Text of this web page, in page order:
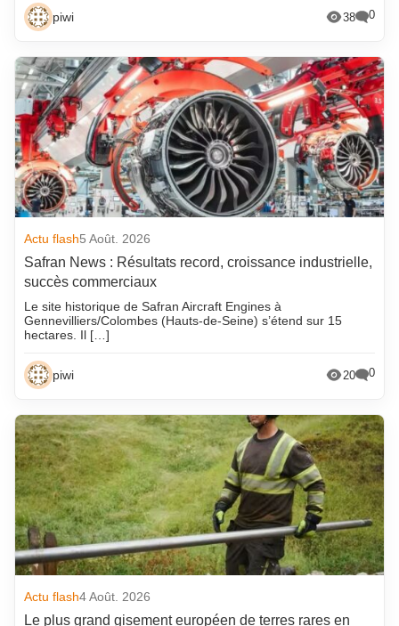
piwi 38 0
Actu flash5 Août. 2026
Safran News : Résultats record, croissance industrielle,
succès commerciaux
Le site historique de Safran Aircraft Engines à
Gennevilliers/Colombes (Hauts-de-Seine) s’étend sur 15
hectares. Il […]
piwi 20 0
Actu flash4 Août. 2026
Le plus grand gisement européen de terres rares en